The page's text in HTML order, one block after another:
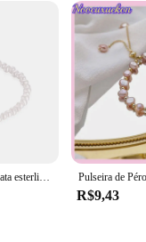
Pulseira feminina de prata esterlina, joia feminina vintage, pérola barroca branca, ajustável, de alta qualidade, casamento
R$9,43